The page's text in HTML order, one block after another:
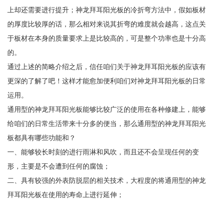
上却还需要进行提升；神龙拜耳阳光板的冷折弯方法中，假如板材
的厚度比较厚的话，那么相对来说其折弯的难度就会越高，这点关
于板材在本身的质量要求上是比较高的，可是整个功率也是十分高
的。
通过上述的简略介绍之后，信任咱们关于神龙拜耳阳光板的应该有
更深的了解了吧！这样才能愈加便利咱们对神龙拜耳阳光板的日常
运用。
通用型的神龙拜耳阳光板能够比较广泛的使用在各种修建上，能够
给咱们的日常生活带来十分多的便当，那么通用型的神龙拜耳阳光
板都具有哪些功能和？
一、能够较长时刻的进行雨淋和风吹，而且还不会呈现任何的变
形，主要是不会遭到任何的腐蚀；
二、具有较强的外表防脱层的相关技术，大程度的将通用型的神龙
拜耳阳光板在使用的寿命上进行延伸；